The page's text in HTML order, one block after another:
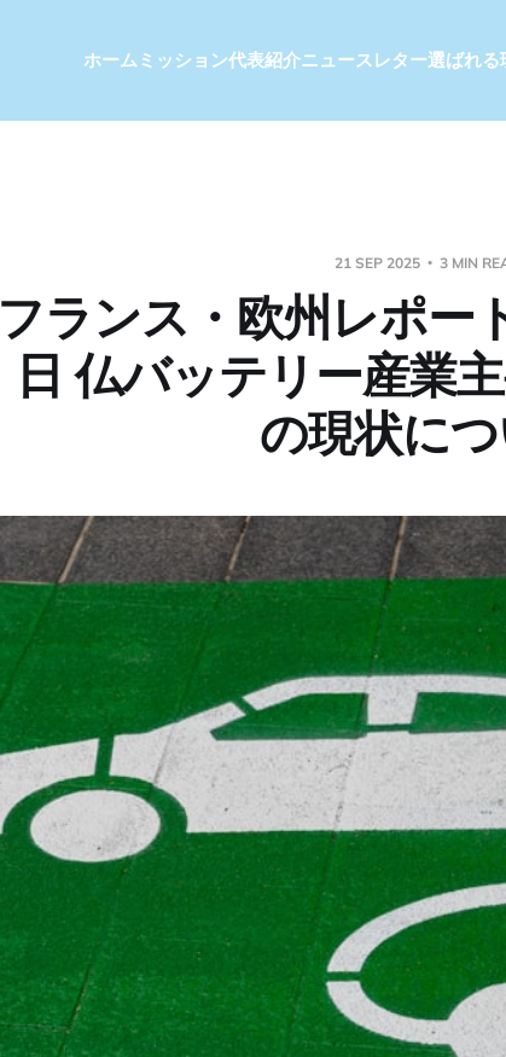
ホームミッション代表紹介ニュースレター選ばれる
21 SEP 2025 3 MIN
フランス・欧州レポ
日 仏バッテリー産業
の現状に